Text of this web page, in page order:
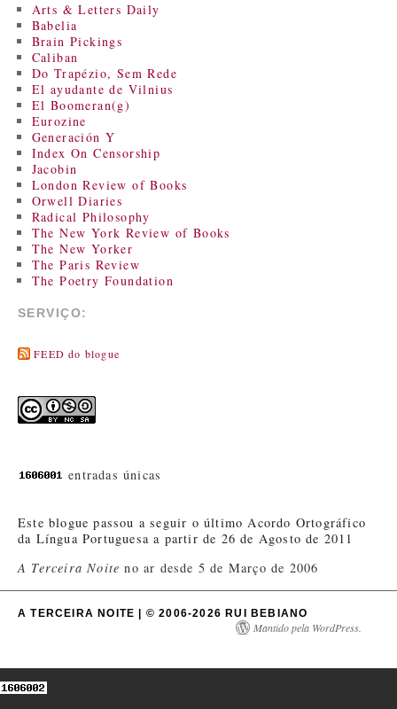
Arts & Letters Daily
Babelia
Brain Pickings
Caliban
Do Trapézio, Sem Rede
El ayudante de Vilnius
El Boomeran(g)
Eurozine
Generación Y
Index On Censorship
Jacobin
London Review of Books
Orwell Diaries
Radical Philosophy
The New York Review of Books
The New Yorker
The Paris Review
The Poetry Foundation
SERVIÇO:
FEED do blogue
entradas únicas
Este blogue passou a seguir o último Acordo Ortográfico
da Língua Portuguesa a partir de 26 de Agosto de 2011
A Terceira Noite no ar desde 5 de Março de 2006
A TERCEIRA NOITE | © 2006-2026 RUI BEBIANO
Mantido pela WordPress.